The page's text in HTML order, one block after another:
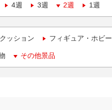
4週 3週 2週 1週
ッション フィギュア・ホビー
その他景品